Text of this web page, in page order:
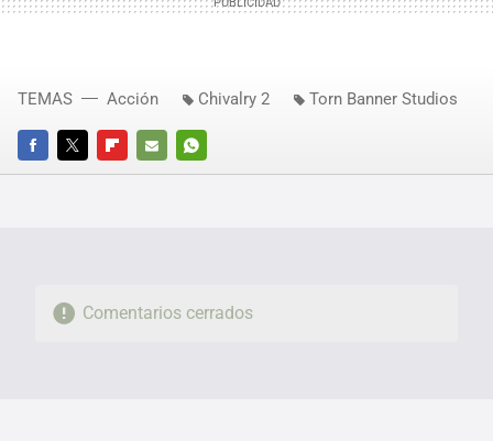
FACEBOOKTWITTERFLIPBOARD
E-
WHATSAPP
TEMAS Acción Chivalry 2 Torn Banner Studios
Comentarios cerrados